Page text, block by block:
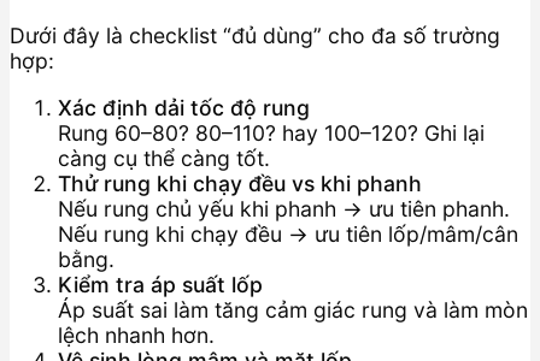
Dưới đây là checklist “đủ dùng” cho đa số trường
hợp:
Xác định dải tốc độ rung
Rung 60–80? 80–110? hay 100–120? Ghi lại
càng cụ thể càng tốt.
Thử rung khi chạy đều vs khi phanh
Nếu rung chủ yếu khi phanh → ưu tiên phanh.
Nếu rung khi chạy đều → ưu tiên lốp/mâm/cân
bằng.
Kiểm tra áp suất lốp
Áp suất sai làm tăng cảm giác rung và làm mòn
lệch nhanh hơn.